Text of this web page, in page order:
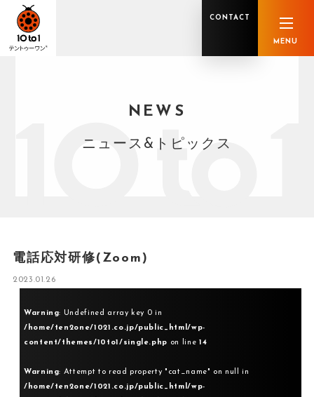
税理士業務
社会保険労務士業務 不動産鑑定士業務 行政書士業務
私たちの軌跡 グループ概要
CONTACT
MENU
NEWS
ニュース&トピックス
電話応対研修(Zoom)
2023.01.26
Warning: Undefined array key 0 in
/home/ten2one/1021.co.jp/public_html/wp-
content/themes/10to1/single.php on line 14
Warning: Attempt to read property "cat_name" on null in
/home/ten2one/1021.co.jp/public_html/wp-